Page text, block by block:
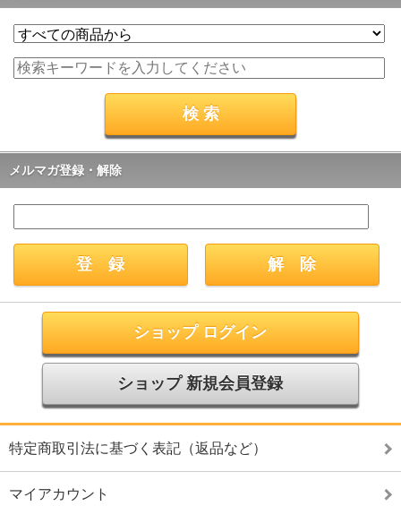
メルマガ登録・解除
ショップ ログイン
ショップ 新規会員登録
特定商取引法に基づく表記（返品など）
マイアカウント